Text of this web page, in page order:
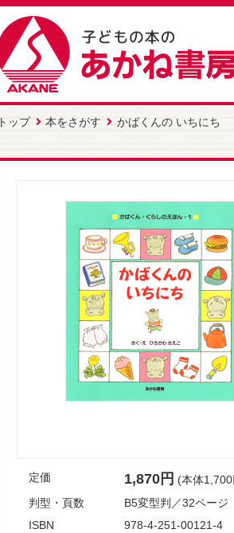
トップ 本をさがす かばくんの いちにち
定価 1,870円 (本体
判型・頁数
B5変型判／32ページ
ISBN
978-4-251-00121-4